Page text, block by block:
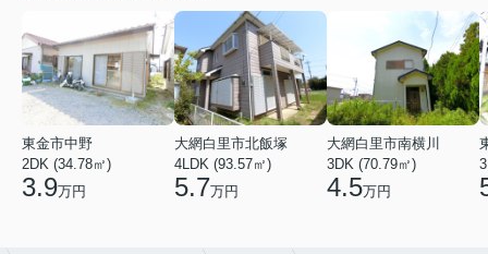
東金市中野
2DK (34.78㎡)
3.9万円
大網白里市北飯塚
4LDK (93.57㎡)
5.7万円
大網白里市南横川
3DK (70.79㎡)
4.5万円